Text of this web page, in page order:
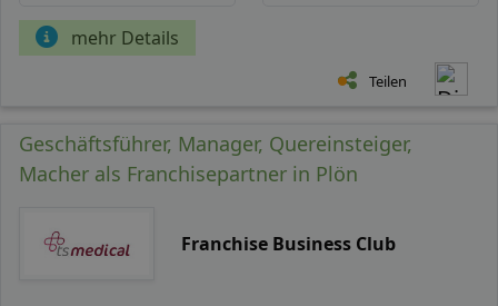
mehr Details
Teilen
Geschäftsführer, Manager, Quereinsteiger,
Macher als Franchisepartner in Plön
Franchise Business Club